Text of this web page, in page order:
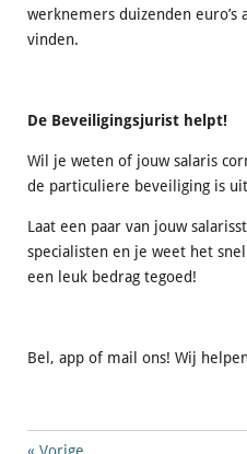
werknemers duizenden
vinden.
De Beveiligingsjurist helpt!
Wil je weten of jouw salaris
de particuliere beveiliging is
Laat een paar van jouw
specialisten en je weet het
een leuk bedrag tegoed!
Bel, app of mail ons! Wij